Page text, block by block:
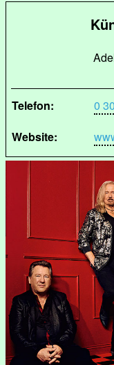
Telefon:
0
Website: